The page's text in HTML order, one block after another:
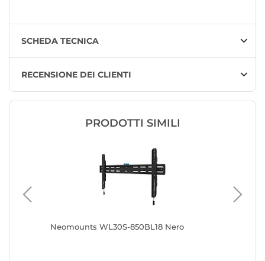
SCHEDA TECNICA
RECENSIONE DEI CLIENTI
PRODOTTI SIMILI
Neomounts WL30S-850BL18 Nero